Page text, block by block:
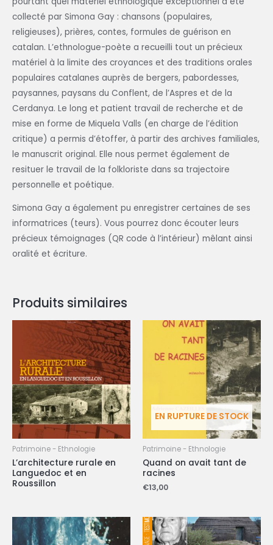
collecté par Simona Gay : chansons (populaires,
religieuses), prières, contes, formules de guérison en
catalan. L’ethnologue-poète a recueilli tout un précieux
matériel à la limite des croyances et des traditions orales
populaires catalanes auprès de bergers, pabordesses,
paysannes, paysans du Conflent, de l’Aspres et de la
Cerdanya. Le long et patient travail de recherche et de
mise en forme de Miquela Valls (en charge de l’édition
critique) a permis d’étoffer, à partir des archives familiales,
le manuscrit original. Elle nous permet également de
resituer le travail de la folkloriste dans sa trajectoire
personnelle et poétique.
Simona Gay a également pu enregistrer certaines de ses
informatrices (teurs). Vous pourrez donc écouter leurs
précieux témoignages (QR code à l’intérieur) mêlant ainsi
oralité et écriture.
Produits similaires
Patrimoine - Ethnologie
L’architecture rurale en
Languedoc et en
Roussillon
EN RUPTURE DE STOCK
Patrimoine - Ethnologie
Quand on avait tant de
racines
€13,00